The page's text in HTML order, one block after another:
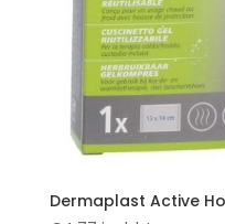
Dermaplast Active